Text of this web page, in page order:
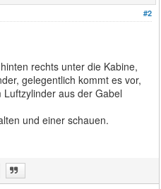
#2
rechts unter die Kabine,
gelegentlich kommt es vor,
aus der Gabel
und einer schauen.